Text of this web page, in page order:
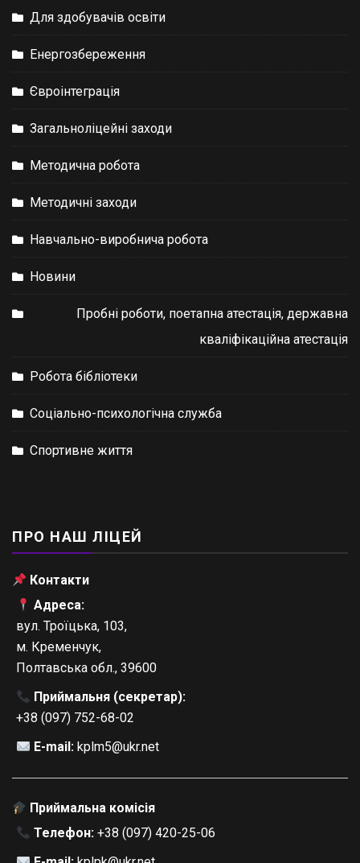
Для здобувачів освіти
Енергозбереження
Євроінтеграція
Загальноліцейні заходи
Методична робота
Методичні заходи
Навчально-виробнича робота
Новини
Пробні роботи, поетапна атестація, державна
кваліфікаційна атестація
Робота бібліотеки
Соціально-психологічна служба
Спортивне життя
ПРО НАШ ЛІЦЕЙ
Контакти
Адреса:
вул. Троїцька, 103,
м. Кременчук,
Полтавська обл., 39600
Приймальня (секретар):
+38 (097) 752-68-02
E-mail: kplm5@ukr.net
Приймальна комісія
Телефон: +38 (097) 420-25-06